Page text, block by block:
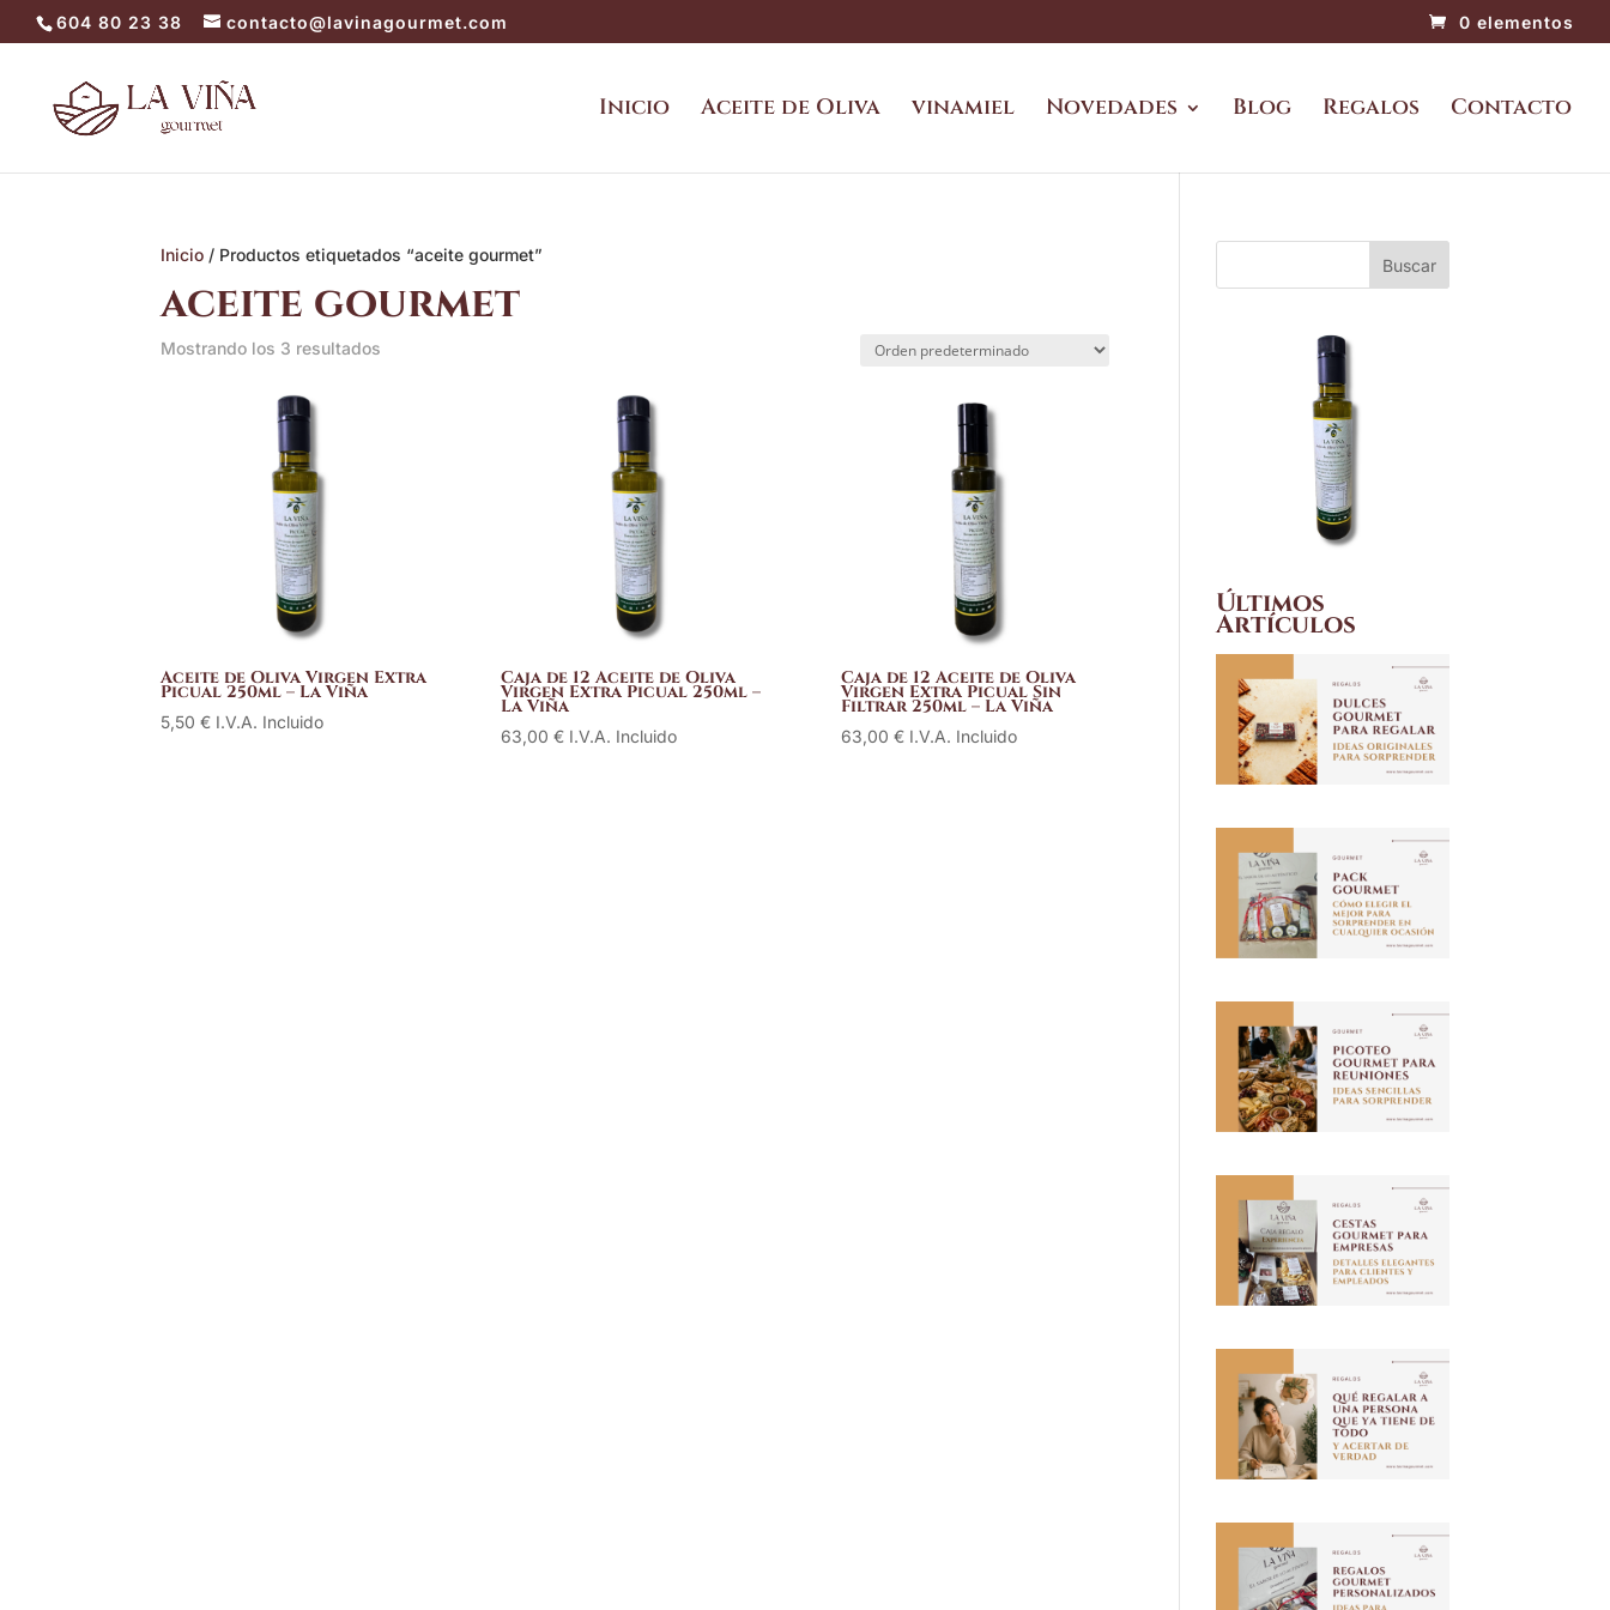
604 80 23 38 contacto@lavinagourmet.com 0 elementos
Inicio Aceite de Oliva vinamiel Novedades Blog Regalos Contacto
Inicio / Productos etiquetados “aceite gourmet”
aceite gourmet
Mostrando los 3 resultados
Aceite de Oliva Virgen Extra
Picual 250ml – La Viña
5,50€ I.V.A. Incluido
Caja de 12 Aceite de Oliva
Virgen Extra Picual 250ml –
La Viña
63,00 € I.V.A. Incluido
Caja de 12 Aceite de Oliva
Virgen Extra Picual Sin
Filtrar 250ml – La Viña
63,00 € I.V.A. Incluido
Buscar
Últimos
Artículos